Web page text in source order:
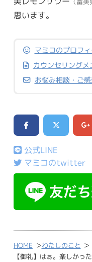
思います。
マミコのプロフ
カウンセリングメ
お悩み相談・ご
公式LINE
マミコのtwitter
HOME >わたしのこと >
【御礼】はぁ。楽しかっ